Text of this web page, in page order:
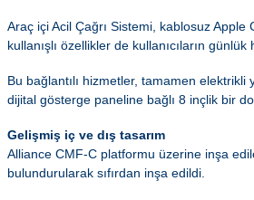
Araç içi Acil Çağrı Sistemi, kablosuz
kullanışlı özellikler de kullanıcıların günlük
Bu bağlantılı hizmetler, tamamen
dijital gösterge paneline bağlı 8 inçlik bir
Gelişmiş iç ve dış tasarım
Alliance CMF-C platformu üzerine inşa
bulundurularak sıfırdan inşa edildi.